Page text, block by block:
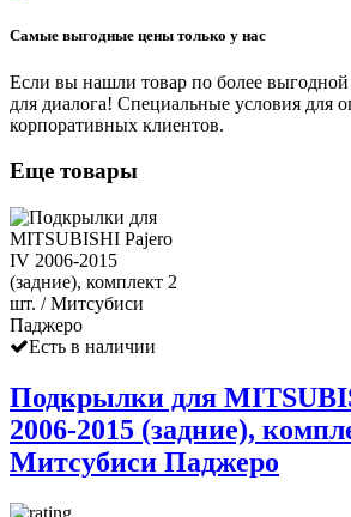
Самые выгодные цены только у нас
Если вы нашли товар по более
для диалога! Специальные условия для
корпоративных клиентов.
Еще товары
Есть в наличии
Подкрылки для
2006-2015 (задние),
Митсубиси Паджеро